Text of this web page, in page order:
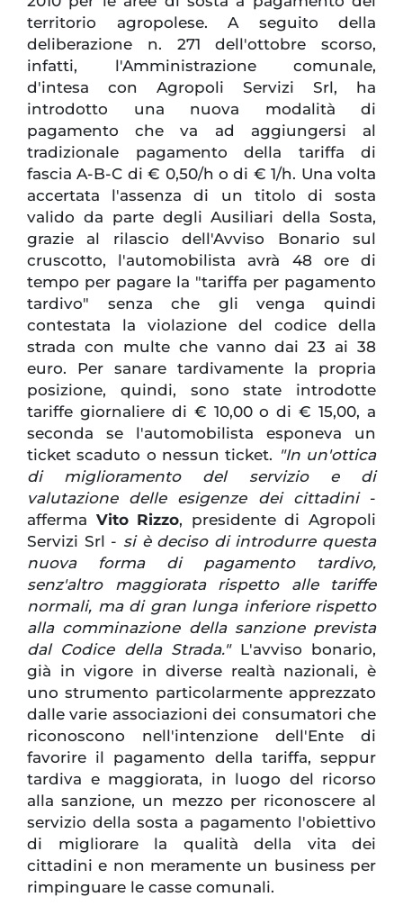
territorio agropolese. A seguito della
deliberazione n. 271 dell'ottobre scorso,
infatti, l'Amministrazione comunale,
d'intesa con Agropoli Servizi Srl, ha
introdotto una nuova modalità di
pagamento che va ad aggiungersi al
tradizionale pagamento della tariffa di
fascia A-B-C di € 0,50/h o di € 1/h. Una volta
accertata l'assenza di un titolo di sosta
valido da parte degli Ausiliari della Sosta,
grazie al rilascio dell'Avviso Bonario sul
cruscotto, l'automobilista avrà 48 ore di
tempo per pagare la "tariffa per pagamento
tardivo" senza che gli venga quindi
contestata la violazione del codice della
strada con multe che vanno dai 23 ai 38
euro. Per sanare tardivamente la propria
posizione, quindi, sono state introdotte
tariffe giornaliere di € 10,00 o di € 15,00, a
seconda se l'automobilista esponeva un
ticket scaduto o nessun ticket. "In un'ottica
di miglioramento del servizio e di
valutazione delle esigenze dei cittadini -
afferma Vito Rizzo, presidente di Agropoli
Servizi Srl - si è deciso di introdurre questa
nuova forma di pagamento tardivo,
senz'altro maggiorata rispetto alle tariffe
normali, ma di gran lunga inferiore rispetto
alla comminazione della sanzione prevista
dal Codice della Strada."L'avviso bonario,
già in vigore in diverse realtà nazionali, è
uno strumento particolarmente apprezzato
dalle varie associazioni dei consumatori che
riconoscono nell'intenzione dell'Ente di
favorire il pagamento della tariffa, seppur
tardiva e maggiorata, in luogo del ricorso
alla sanzione, un mezzo per riconoscere al
servizio della sosta a pagamento l'obiettivo
di migliorare la qualità della vita dei
cittadini e non meramente un business per
rimpinguare le casse comunali.